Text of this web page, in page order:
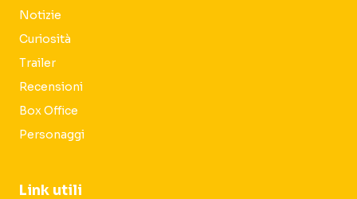
Notizie
Curiosità
Trailer
Recensioni
Box Office
Personaggi
Link utili